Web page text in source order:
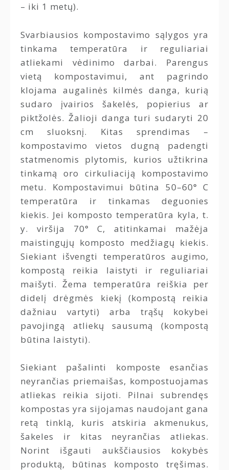
– iki 1 metų).
Svarbiausios kompostavimo sąlygos yra
tinkama temperatūra ir reguliariai
atliekami vėdinimo darbai. Parengus
vietą kompostavimui, ant pagrindo
klojama augalinės kilmės danga, kurią
sudaro įvairios šakelės, popierius ar
piktžolės. Žalioji danga turi sudaryti 20
cm sluoksnį. Kitas sprendimas –
kompostavimo vietos dugną padengti
statmenomis plytomis, kurios užtikrina
tinkamą oro cirkuliaciją kompostavimo
metu. Kompostavimui būtina 50–60° C
temperatūra ir tinkamas deguonies
kiekis. Jei komposto temperatūra kyla, t.
y. viršija 70° C, atitinkamai mažėja
maistingųjų komposto medžiagų kiekis.
Siekiant išvengti temperatūros augimo,
kompostą reikia laistyti ir reguliariai
maišyti. Žema temperatūra reiškia per
didelį drėgmės kiekį (kompostą reikia
dažniau vartyti) arba trąšų kokybei
pavojingą atliekų sausumą (kompostą
būtina laistyti).
Siekiant pašalinti komposte esančias
neyrančias priemaišas, kompostuojamas
atliekas reikia sijoti. Pilnai subrendęs
kompostas yra sijojamas naudojant gana
retą tinklą, kuris atskiria akmenukus,
šakeles ir kitas neyrančias atliekas.
Norint išgauti aukščiausios kokybės
produktą, būtinas komposto tręšimas.